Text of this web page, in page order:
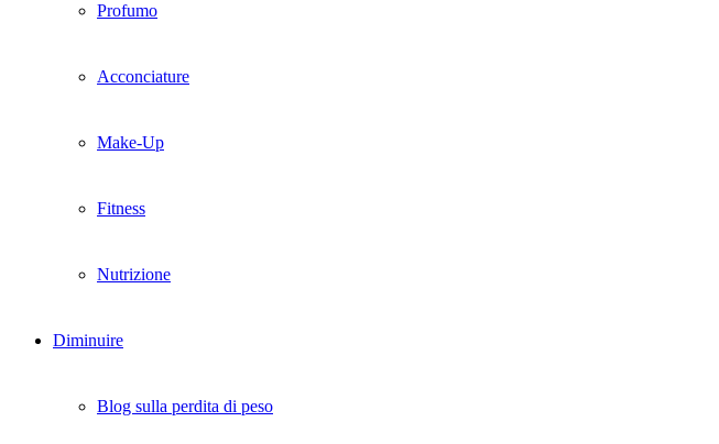
Profumo
Acconciature
Make-Up
Fitness
Nutrizione
Diminuire
Blog sulla perdita di peso